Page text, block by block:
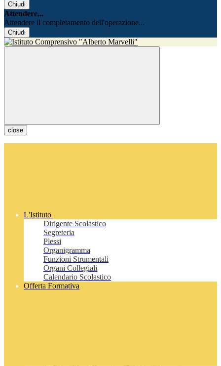
Chiudi
Attendere...
Attendere il completamento dell'operazione...
Chiudi
close
L'Istituto
Dirigente Scolastico
Segreteria
Plessi
Organigramma
Funzioni Strumentali
Organi Collegiali
Calendario Scolastico
Offerta Formativa